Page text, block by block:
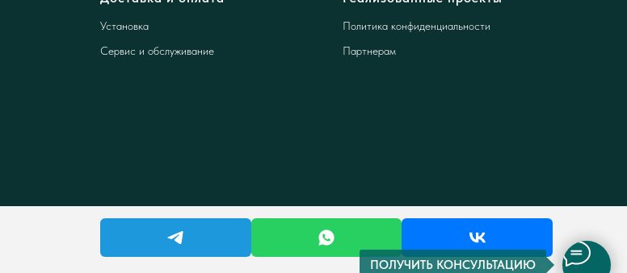
ПОЛУЧИТЬ КОНСУЛЬТАЦИЮ
Установка
Сервис и обслуживание
Политика конфиденциальности
Партнерам